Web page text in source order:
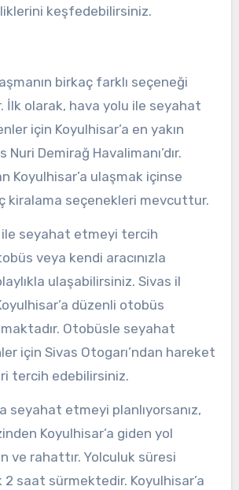
keşfedebilirsiniz.
birkaç farklı seçeneği
İlk olarak, hava yolu ile seyahat
için Koyulhisar’a en yakın
Nuri Demirağ Havalimanı’dır.
Koyulhisar’a ulaşmak içinse
kiralama seçenekleri mevcuttur.
ile seyahat etmeyi tercih
veya kendi aracınızla
ulaşabilirsiniz. Sivas il
düzenli otobüs
Otobüsle seyahat
için Sivas Otogarı’ndan hareket
tercih edebilirsiniz.
seyahat etmeyi planlıyorsanız,
Koyulhisar’a giden yol
ve rahattır. Yolculuk süresi
2 saat sürmektedir. Koyulhisar’a